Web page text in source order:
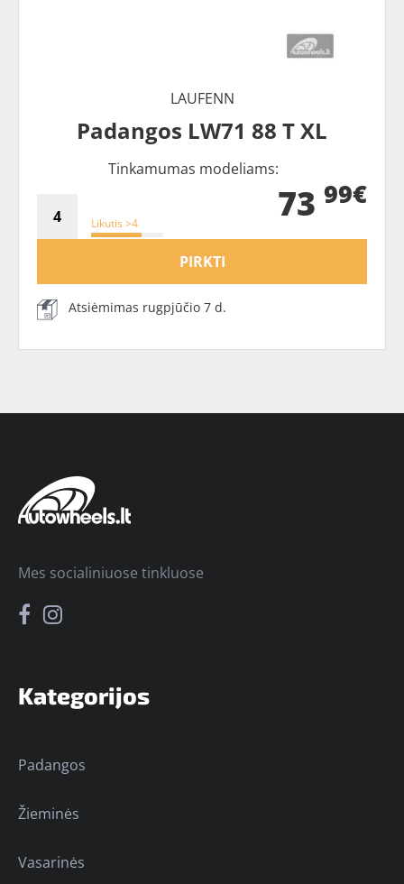
LAUFENN
Padangos LW71 88 T XL
Tinkamumas modeliams:
Likutis >4 73 99€
PIRKTI
Atsiėmimas rugpjūčio 7 d.
Kategorijos
Padangos
Žieminės
Vasarinės
Mes socialiniuose tinkluose